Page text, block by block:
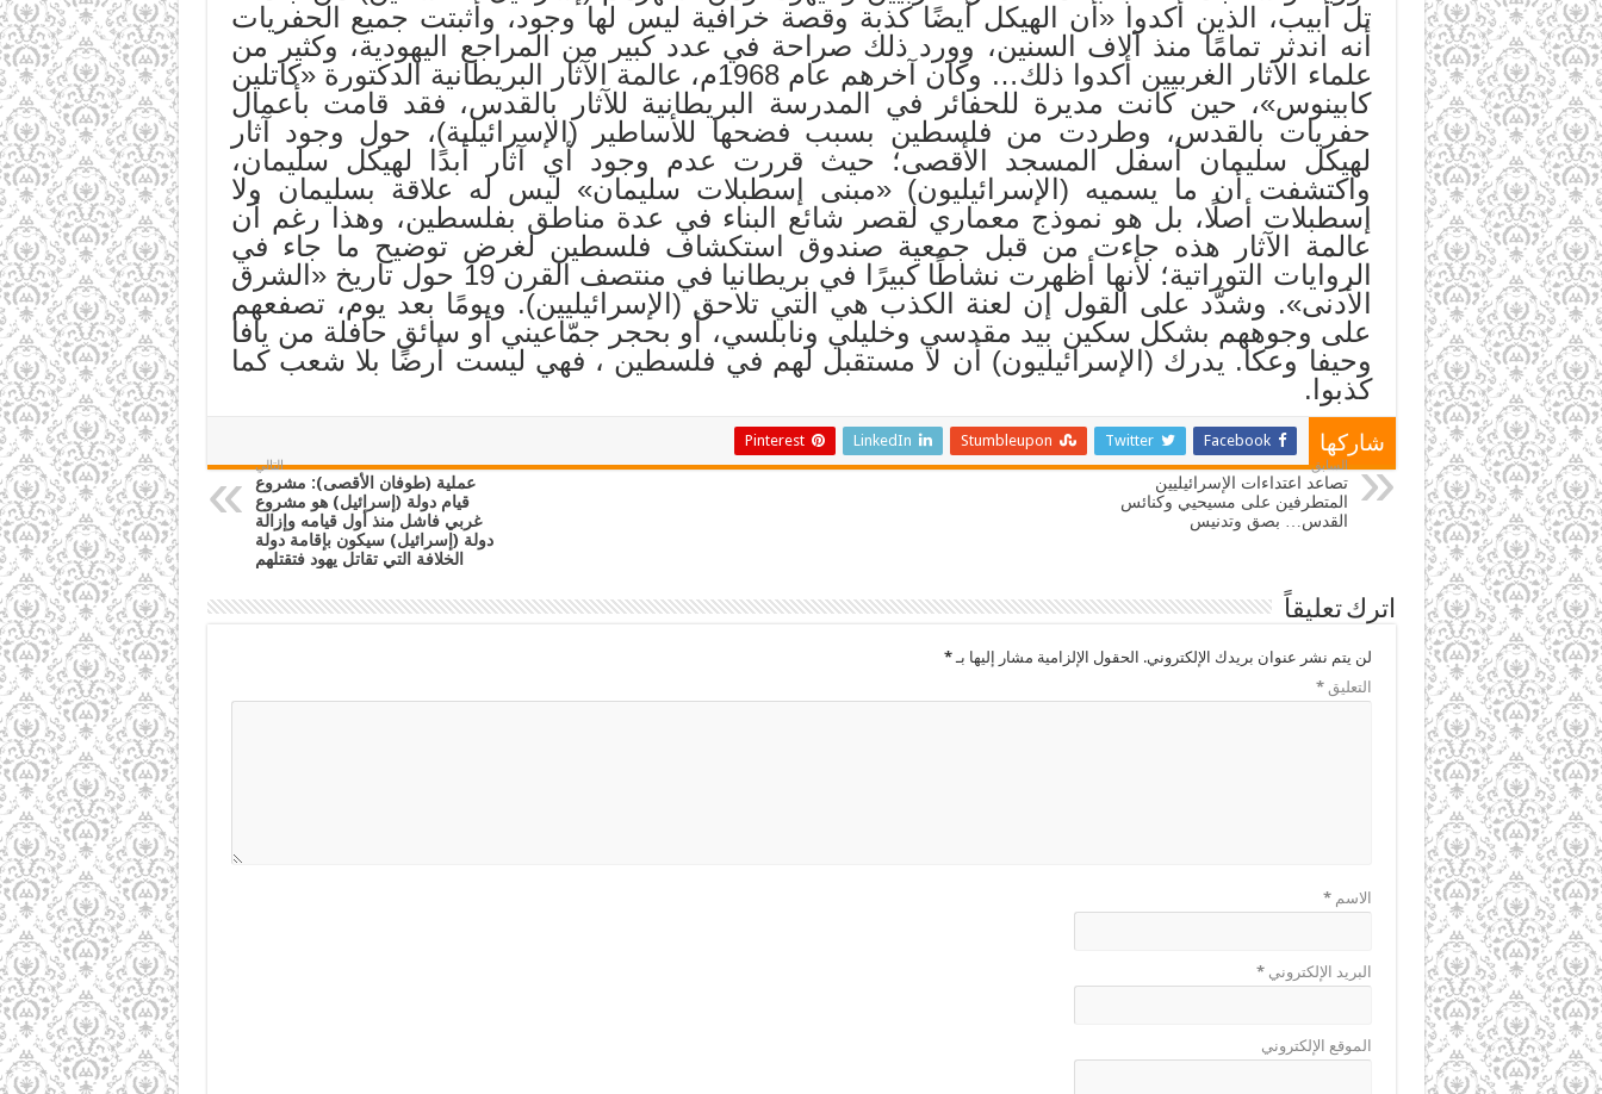
تل أبيب، الذين أكدوا «أن الهيكل أيضًا كذبة وقصة خرافية ليس لها وجود، وأثبتت جميع الحفريات
أنه اندثر تمامًا منذ آلاف السنين، وورد ذلك صراحة في عدد كبير من المراجع اليهودية، وكثير من
علماء الآثار الغربيين أكدوا ذلك… وكان آخرهم عام 1968م، عالمة الآثار البريطانية الدكتورة «كاتلين
كابينوس»، حين كانت مديرة للحفائر في المدرسة البريطانية للآثار بالقدس، فقد قامت بأعمال
حفريات بالقدس، وطردت من فلسطين بسبب فضحها للأساطير (الإسرائيلية)، حول وجود آثار
لهيكل سليمان أسفل المسجد الأقصى؛ حيث قررت عدم وجود أي آثار أبدًا لهيكل سليمان،
واكتشفت أن ما يسميه (الإسرائيليون) «مبنى إسطبلات سليمان» ليس له علاقة بسليمان ولا
إسطبلات أصلًا، بل هو نموذج معماري لقصر شائع البناء في عدة مناطق بفلسطين، وهذا رغم أن
عالمة الآثار هذه جاءت من قبل جمعية صندوق استكشاف فلسطين لغرض توضيح ما جاء في
الروايات التوراتية؛ لأنها أظهرت نشاطًا كبيرًا في بريطانيا في منتصف القرن 19 حول تاريخ «الشرق
الأدنى». وشدَّد على القول إن لعنة الكذب هي التي تلاحق (الإسرائيليين). ويومًا بعد يوم، تصفعهم
على وجوههم بشكل سكين بيد مقدسي وخليلي ونابلسي، أو بحجر جمّاعيني أو سائق حافلة من يافا
وحيفا وعكا. يدرك (الإسرائيليون) أن لا مستقبل لهم في فلسطين ، فهي ليست أرضًا بلا شعب كما
كذبوا.
شاركها Facebook
Twitter
Stumbleupon
LinkedIn
Pinterest
السابق
تصاعد اعتداءات الإسرائيليين
المتطرفين على مسيحيي وكنائس
القدس… بصق وتدنيس
التالي
عملية (طوفان الأقصى): مشروع
قيام دولة (إسرائيل) هو مشروع
غربي فاشل منذ أول قيامه وإزالة
دولة (إسرائيل) سيكون بإقامة دولة
الخلافة التي تقاتل يهود فتقتلهم
اترك تعليقاً
لن يتم نشر عنوان بريدك الإلكتروني. الحقول الإلزامية مشار إليها بـ*
التعليق*
الاسم*
البريد الإلكتروني*
الموقع الإلكتروني